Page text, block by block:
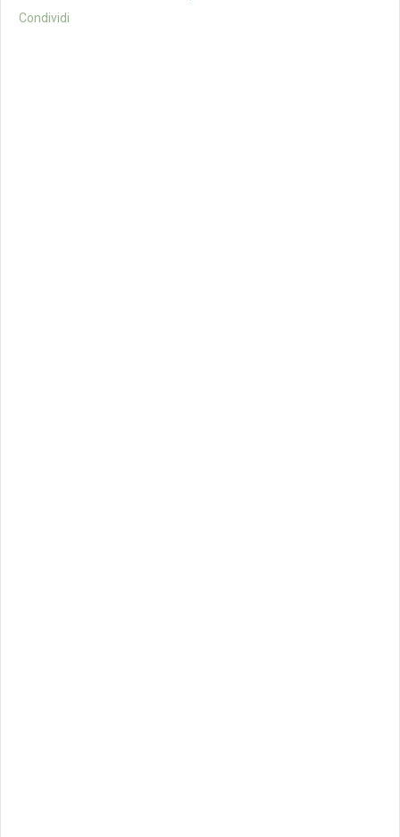
Condividi